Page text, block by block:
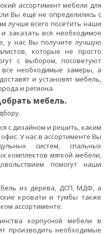
ассортимент мебели для
Вы ещё не определились с
лучше всего посетить наши
заказать всё необходимое
у нас Вы получите лучшую
которые не просто
с выбором, посоветуют
необходимые замеры, а
и установят мебель,
и региона.
мебель.
с дизайном и решить, каким
У нас в ассортименте Вы
систем, спальных
комплектов мягкой мебели,
помогут наши
из дерева, ДСП, МДФ, а
кровати и тумбы также
ассортименте.
корпусной мебели в
производить необходимые